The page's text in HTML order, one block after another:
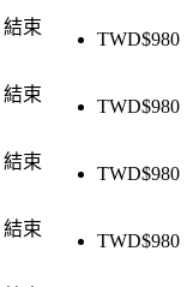
結束
TWD$980
結束
TWD$980
結束
TWD$980
結束
TWD$980